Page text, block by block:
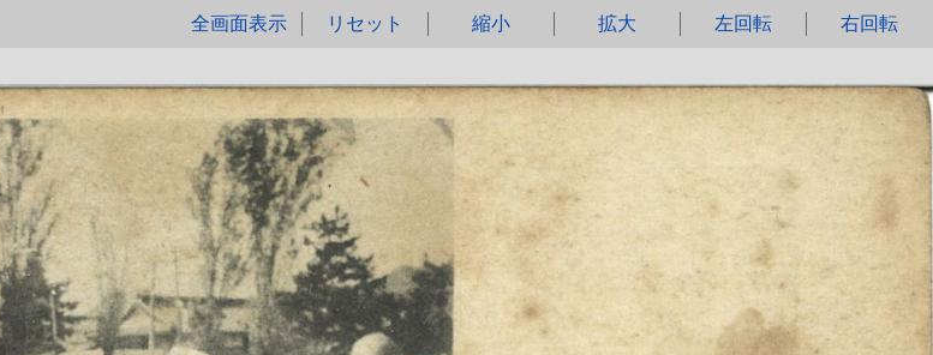
全画面表示 リセット 縮小 拡大 左回転 右回転